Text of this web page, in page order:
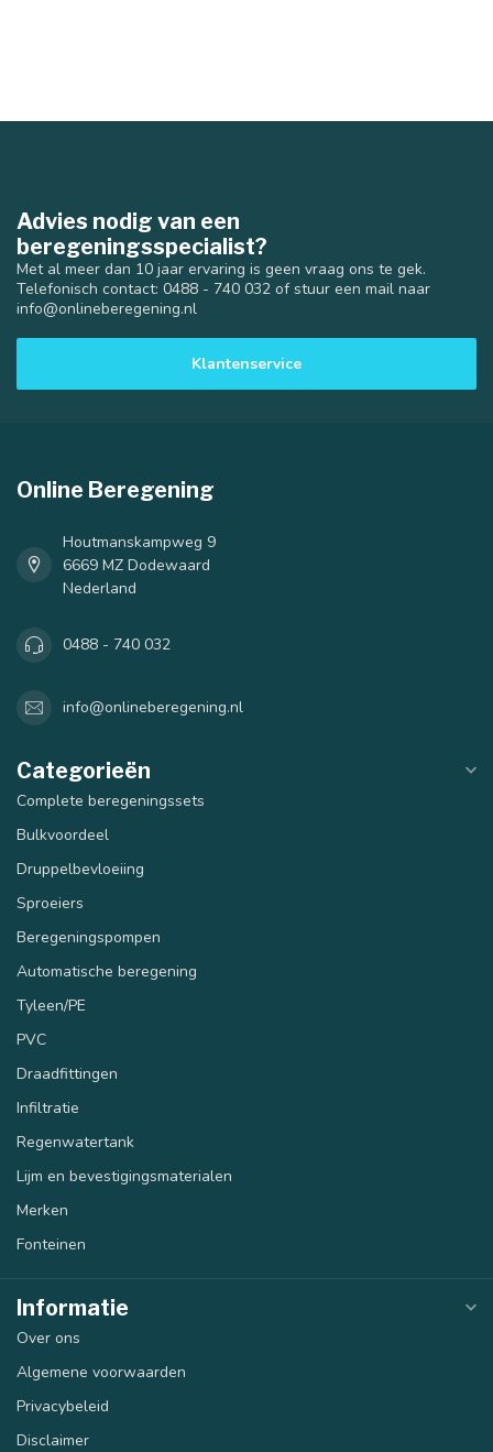
Advies nodig van een
beregeningsspecialist?
Met al meer dan 10 jaar ervaring is geen vraag ons te gek.
Telefonisch contact: 0488 - 740 032 of stuur een mail naar
info@onlineberegening.nl
Klantenservice
Online Beregening
Houtmanskampweg 9
6669 MZ Dodewaard
Nederland
0488 - 740 032
info@onlineberegening.nl
Categorieën
Complete beregeningssets
Bulkvoordeel
Druppelbevloeiing
Sproeiers
Beregeningspompen
Automatische beregening
Tyleen/PE
PVC
Draadfittingen
Infiltratie
Regenwatertank
Lijm en bevestigingsmaterialen
Merken
Fonteinen
Informatie
Over ons
Algemene voorwaarden
Privacybeleid
Disclaimer